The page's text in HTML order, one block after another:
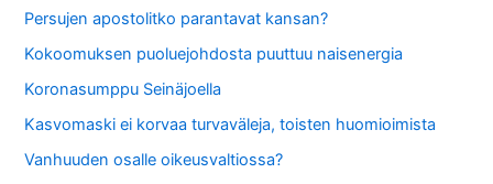
Persujen apostolitko parantavat kansan?
Kokoomuksen puoluejohdosta puuttuu naisenergia
Koronasumppu Seinäjoella
Kasvomaski ei korvaa turvaväleja, toisten huomioimista
Vanhuuden osalle oikeusvaltiossa?